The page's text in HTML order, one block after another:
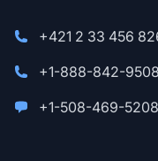
+421 2 33 456
+1-888-842-9508
+1-508-469-5208